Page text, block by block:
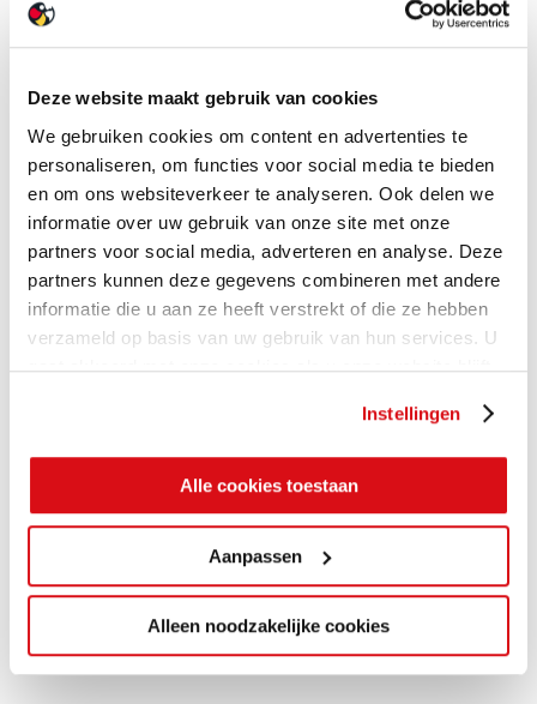
Deze website maakt gebruik van cookies
We gebruiken cookies om content en advertenties te
personaliseren, om functies voor social media te bieden
en om ons websiteverkeer te analyseren. Ook delen we
informatie over uw gebruik van onze site met onze
partners voor social media, adverteren en analyse. Deze
partners kunnen deze gegevens combineren met andere
informatie die u aan ze heeft verstrekt of die ze hebben
verzameld op basis van uw gebruik van hun services. U
gaat akkoord met onze cookies als u onze website blijft
Instellingen
Alle cookies toestaan
Aanpassen
Alleen noodzakelijke cookies